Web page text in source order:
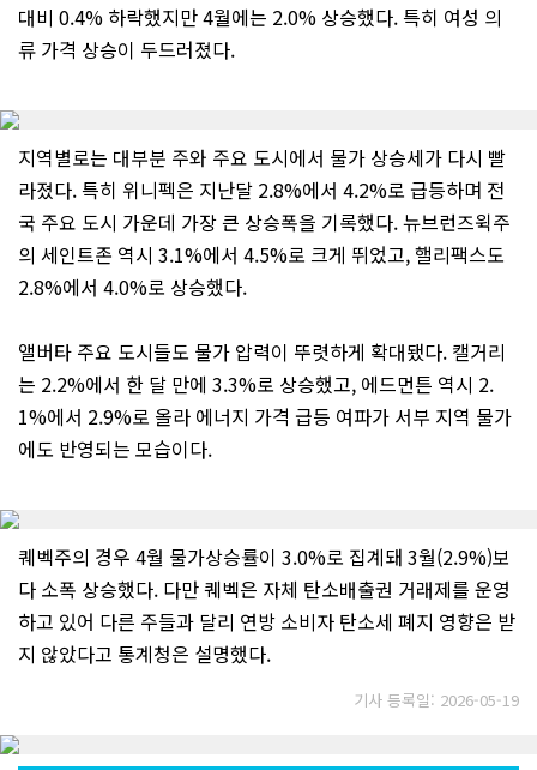
대비 0.4% 하락했지만 4월에는 2.0% 상승했다. 특히 여성 의
류 가격 상승이 두드러졌다.
지역별로는 대부분 주와 주요 도시에서 물가 상승세가 다시 빨
라졌다. 특히 위니펙은 지난달 2.8%에서 4.2%로 급등하며 전
국 주요 도시 가운데 가장 큰 상승폭을 기록했다. 뉴브런즈윅주
의 세인트존 역시 3.1%에서 4.5%로 크게 뛰었고, 핼리팩스도
2.8%에서 4.0%로 상승했다.
앨버타 주요 도시들도 물가 압력이 뚜렷하게 확대됐다. 캘거리
는 2.2%에서 한 달 만에 3.3%로 상승했고, 에드먼튼 역시 2.
1%에서 2.9%로 올라 에너지 가격 급등 여파가 서부 지역 물가
에도 반영되는 모습이다.
퀘벡주의 경우 4월 물가상승률이 3.0%로 집계돼 3월(2.9%)보
다 소폭 상승했다. 다만 퀘벡은 자체 탄소배출권 거래제를 운영
하고 있어 다른 주들과 달리 연방 소비자 탄소세 폐지 영향은 받
지 않았다고 통계청은 설명했다.
기사 등록일: 2026-05-19